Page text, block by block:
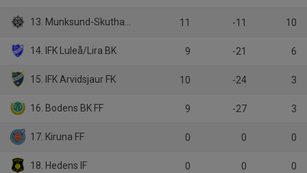
13. Munksund-Skuthamns SK 11 -11 10
14. IFK Luleå/Lira BK 9 -21 6
15. IFK Arvidsjaur FK 10 -24 3
16. Bodens BK FF 9 -27 3
17. Kiruna FF 0 0 0
18. Hedens IF 0 0 0